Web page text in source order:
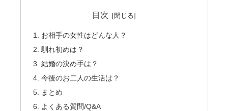
目次
お相手の女性はどんな人？
馴れ初めは？
結婚の決め手は？
今後のお二人の生活は？
まとめ
よくある質問/Q&A